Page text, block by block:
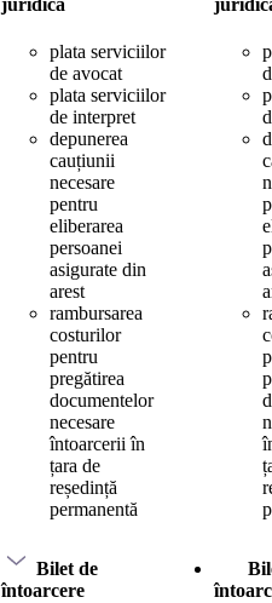
plata serviciilor
de avocat
plata serviciilor
de interpret
depunerea
cauțiunii
necesare
pentru
eliberarea
persoanei
asigurate din
arest
rambursarea
costurilor
pentru
pregătirea
documentelor
necesare
întoarcerii în
țara de
reședință
permanentă
Bilet de
întoarcere